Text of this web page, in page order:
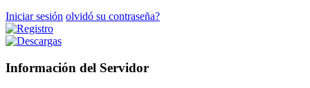
Iniciar sesión olvidó su contraseña?
Información del Servidor